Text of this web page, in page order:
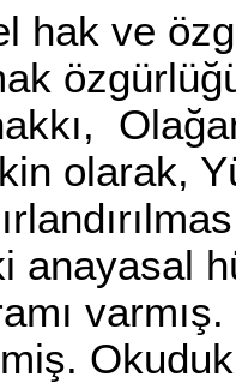
ve
olarak,
anayasal